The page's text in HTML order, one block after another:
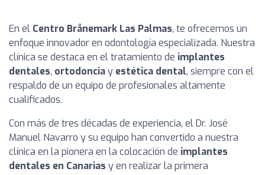
En el Centro Brånemark Las Palmas, te ofrecemos un
enfoque innovador en odontología especializada. Nuestra
clínica se destaca en el tratamiento de implantes
dentales, ortodonciay estética dental, siempre con el
respaldo de un equipo de profesionales altamente
cualificados.
Con más de tres décadas de experiencia, el Dr. José
Manuel Navarro y su equipo han convertido a nuestra
clínica en la pionera en la colocación de implantes
dentales en Canarias y en realizar la primera